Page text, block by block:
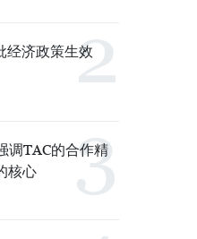
经济政策生效
调TAC的合作精
核心